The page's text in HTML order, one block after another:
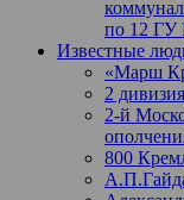
по 12 ГУ
Известные
«Марш
2
2-й
800